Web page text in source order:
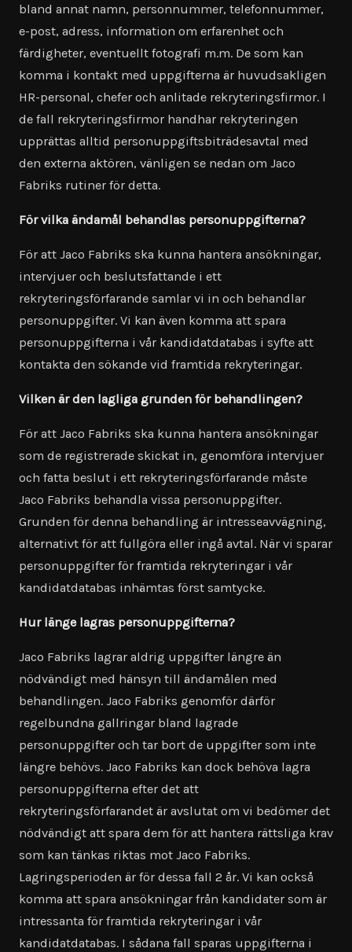
bland annat namn, personnummer, telefonnummer,
e-post, adress, information om erfarenhet och
färdigheter, eventuellt fotografi m.m. De som kan
komma i kontakt med uppgifterna är huvudsakligen
HR-personal, chefer och anlitade rekryteringsfirmor. I
de fall rekryteringsfirmor handhar rekryteringen
upprättas alltid personuppgiftsbiträdesavtal med
den externa aktören, vänligen se nedan om Jaco
Fabriks rutiner för detta.
För vilka ändamål behandlas personuppgifterna?
För att Jaco Fabriks ska kunna hantera ansökningar,
intervjuer och beslutsfattande i ett
rekryteringsförfarande samlar vi in och behandlar
personuppgifter. Vi kan även komma att spara
personuppgifterna i vår kandidatdatabas i syfte att
kontakta den sökande vid framtida rekryteringar.
Vilken är den lagliga grunden för behandlingen?
För att Jaco Fabriks ska kunna hantera ansökningar
som de registrerade skickat in, genomföra intervjuer
och fatta beslut i ett rekryteringsförfarande måste
Jaco Fabriks behandla vissa personuppgifter.
Grunden för denna behandling är intresseavvägning,
alternativt för att fullgöra eller ingå avtal. När vi sparar
personuppgifter för framtida rekryteringar i vår
kandidatdatabas inhämtas först samtycke.
Hur länge lagras personuppgifterna?
Jaco Fabriks lagrar aldrig uppgifter längre än
nödvändigt med hänsyn till ändamålen med
behandlingen. Jaco Fabriks genomför därför
regelbundna gallringar bland lagrade
personuppgifter och tar bort de uppgifter som inte
längre behövs. Jaco Fabriks kan dock behöva lagra
personuppgifterna efter det att
rekryteringsförfarandet är avslutat om vi bedömer det
nödvändigt att spara dem för att hantera rättsliga krav
som kan tänkas riktas mot Jaco Fabriks.
Lagringsperioden är för dessa fall 2 år. Vi kan också
komma att spara ansökningar från kandidater som är
intressanta för framtida rekryteringar i vår
kandidatdatabas. I sådana fall sparas uppgifterna i